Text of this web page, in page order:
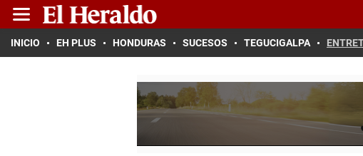
INICIO EH PLUS HONDURAS SUCESOS TEGUCIGALPA